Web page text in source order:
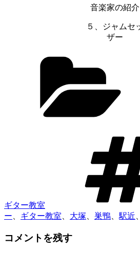
音楽家の紹介
５、ジャムセッション
ザー
ギター教室
ー
ギター教室 大塚 巣鴨 駅近
コメントを残す